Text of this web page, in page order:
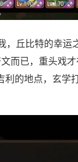
，丘比特的幸运
而已，重头戏
的地点，玄学